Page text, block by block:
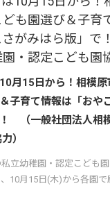
月15日から！相模
子育て情報は「おや
（一般社団法人相
）
立幼稚園・認定こども
10月15日(木)から各園で